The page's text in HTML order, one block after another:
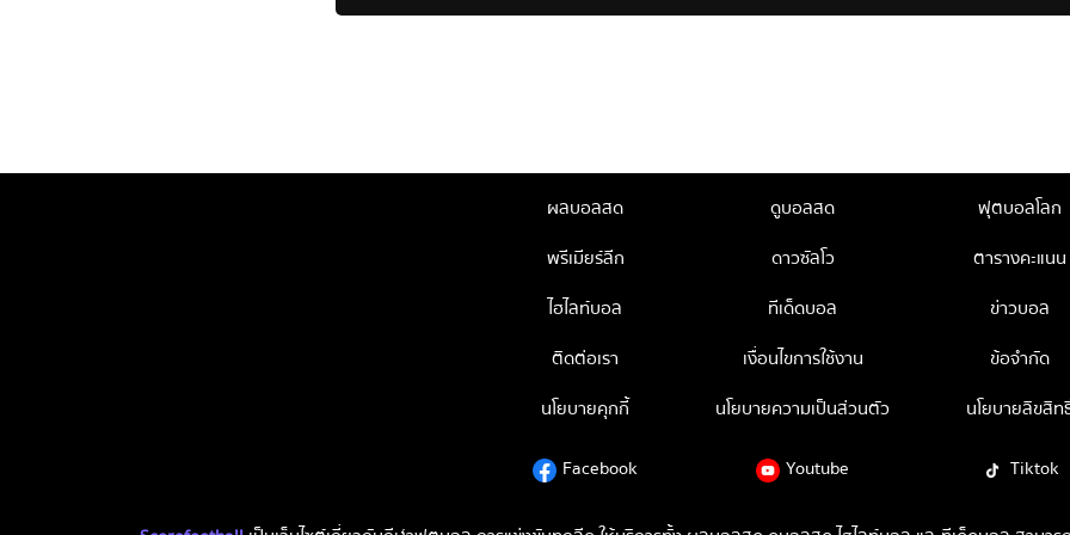
ผลบอลสด ดูบอลสด
ฟุตบอลโลก
พรีเมียร์ลีก
ดาวซัลโว
ตารางคะแนน
ไฮไลท์บอล
ทีเด็ดบอล
ข่าวบอล
ติดต่อเรา
เงื่อนไขการใช้งาน
ข้อจำกัด
นโยบายคุกกี้
นโยบายความเป็นส่วนตัว นโยบายลิขสิท
Facebook Youtube Tiktok